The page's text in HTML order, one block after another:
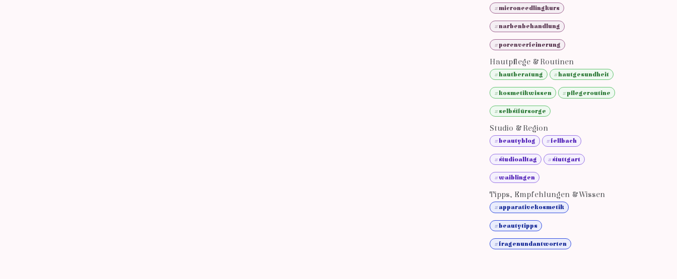
#microneedlingkurs
#narbenbehandlung
#porenverfeinerung
Hautpflege & Routinen
#hautberatung #hautgesundheit
#kosmetikwissen #pflegeroutine
#selbstfürsorge
Studio & Region
#beautyblog #fellbach
#studioalltag #stuttgart
#waiblingen
Tipps, Empfehlungen & Wissen
#apparativekosmetik
#beautytipps
#fragenundantworten